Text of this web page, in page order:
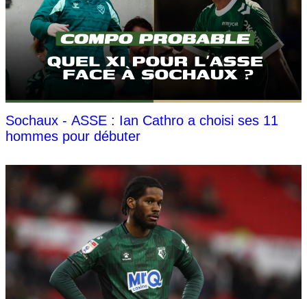
Sochaux - ASSE : Ian Cathro a choisi ses 11
hommes pour débuter